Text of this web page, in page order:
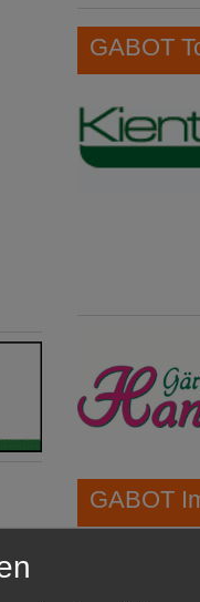
GABOT
GABOT
1A-Lage,